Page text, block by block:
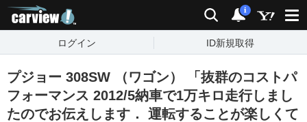
検索 通知
i
ログイン ID新規取得
プジョー 308SW （ワゴン） 「抜群のコストパ
フォーマンス 2012/5納車で1万キロ走行しまし
たのでお伝えします． 運転することが楽しくて